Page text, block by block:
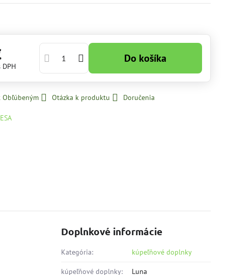
DPH
Do košíka
Obľúbeným Otázka k produktu Doručenia
Doplnkové informácie
Kategória: kúpeľňové doplnky
kúpeľňové doplnky: Luna